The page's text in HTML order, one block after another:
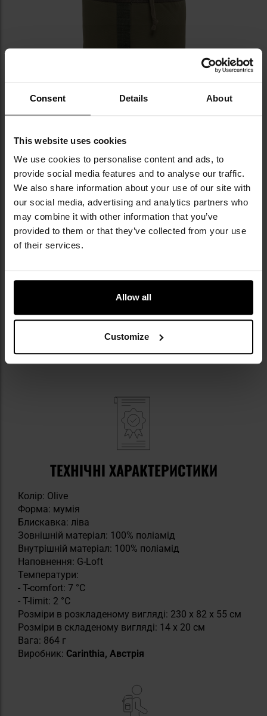
Consent Details About
This website uses cookies
We use cookies to personalise content and ads, to
provide social media features and to analyse our traffic.
We also share information about your use of our site with
our social media, advertising and analytics partners who
may combine it with other information that you’ve
provided to them or that they’ve collected from your use
of their services.
Allow all
Customize
КЛЮЧОВІ ХАРАКТЕРИСТИКИ
наповнений синтетичним утеплювачем G-Loft
двостороння блискавка з лівого боку
система Anti Snag
невелика кишеня для дрібних предметів
невеликі розміри після складання та стиснення
ТЕХНІЧНІ ХАРАКТЕРИСТИКИ
Колір: Olive
Форма: мумія
Блискавка: ліва
Зовнішній матеріал: 100% поліамід
Внутрішній матеріал: 100% поліамід
Наповнення: G-Loft
Температури:
- T-comfort: 7 °C
- T-limit: 2 °C
Розміри в розкладеному вигляді: 230 x 82 x 55 см
Розміри в складеному вигляді: 14 x 20 см
Вага: 864 г
Виробник: Carinthia, Австрія